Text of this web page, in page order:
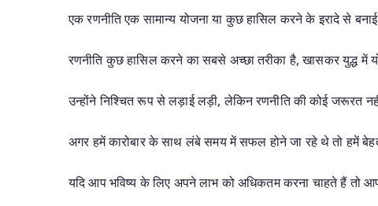
एक रणनीति एक सामान्य योजना या कुछ हासिल करने के इरादे से
रणनीति कुछ हासिल करने का सबसे अच्छा तरीका है, खासकर युद्ध में
उन्होंने निश्चित रूप से लड़ाई लड़ी, लेकिन रणनीति की कोई जरूरत
अगर हमें कारोबार के साथ लंबे समय में सफल होने जा रहे थे तो हमें
यदि आप भविष्य के लिए अपने लाभ को अधिकतम करना चाहते हैं तो